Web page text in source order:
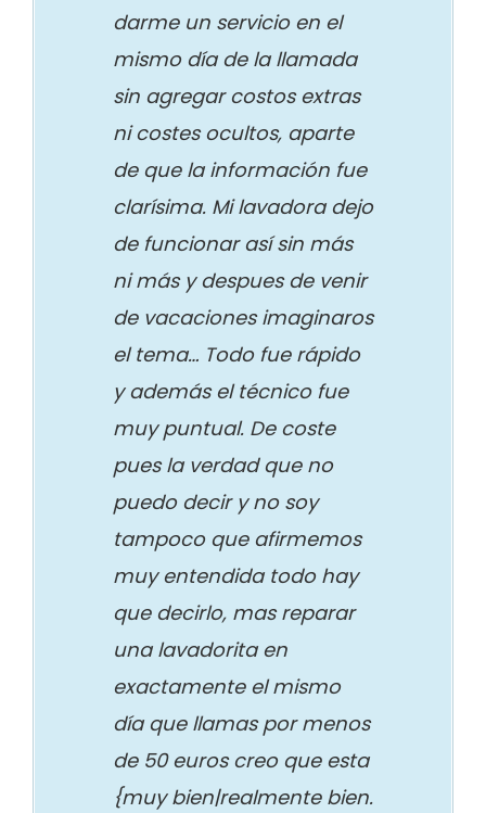
darme un servicio en el
mismo día de la llamada
sin agregar costos extras
ni costes ocultos, aparte
de que la información fue
clarísima. Mi lavadora dejo
de funcionar así sin más
ni más y despues de venir
de vacaciones imaginaros
el tema… Todo fue rápido
y además el técnico fue
muy puntual. De coste
pues la verdad que no
puedo decir y no soy
tampoco que afirmemos
muy entendida todo hay
que decirlo, mas reparar
una lavadorita en
exactamente el mismo
día que llamas por menos
de 50 euros creo que esta
{muy bien|realmente bien.